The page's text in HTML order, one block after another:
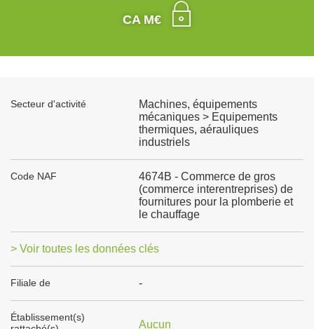
CA M€
Secteur d'activité
Machines, équipements
mécaniques > Equipements
thermiques, aérauliques
industriels
Code NAF
4674B - Commerce de gros
(commerce interentreprises) de
fournitures pour la plomberie et
le chauffage
> Voir toutes les données clés
Filiale de -
Établissement(s)
Aucun